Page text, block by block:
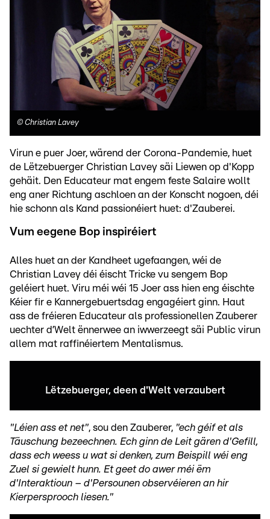
© Christian Lavey
Virun e puer Joer, wärend der Corona-Pandemie, huet
de Lëtzebuerger Christian Lavey säi Liewen op d'Kopp
gehäit. Den Educateur mat engem feste Salaire wollt
eng aner Richtung aschloen an der Konscht nogoen, déi
hie schonn als Kand passionéiert huet: d'Zauberei.
Vum eegene Bop inspiréiert
Alles huet an der Kandheet ugefaangen, wéi de
Christian Lavey déi éischt Tricke vu sengem Bop
geléiert huet. Viru méi wéi 15 Joer ass hien eng éischte
Kéier fir e Kannergebuertsdag engagéiert ginn. Haut
ass de fréieren Educateur als professionellen Zauberer
uechter d’Welt ënnerwee an iwwerzeegt säi Public virun
allem mat raffinéiertem Mentalismus.
Lëtzebuerger, deen d'Welt verzaubert
"Léien ass et net", sou den Zauberer, "ech géif et als
Täuschung bezeechnen. Ech ginn de Leit gären d'Gefill,
dass ech weess u wat si denken, zum Beispill wéi eng
Zuel si gewielt hunn. Et geet do awer méi ëm
d'Interaktioun – d'Persounen observéieren an hir
Kierpersprooch liesen."